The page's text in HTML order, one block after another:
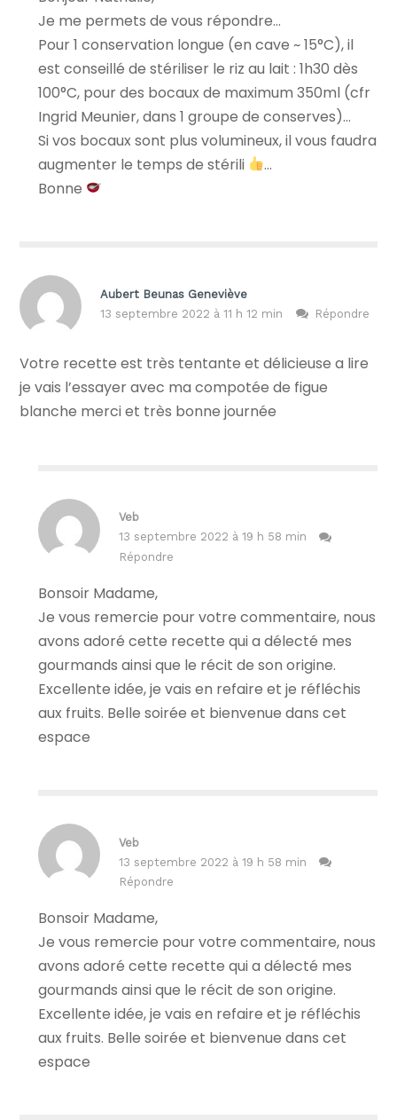
Je me permets de vous répondre…
Pour 1 conservation longue (en cave ~ 15°C), il
est conseillé de stériliser le riz au lait : 1h30 dès
100°C, pour des bocaux de maximum 350ml (cfr
Ingrid Meunier, dans 1 groupe de conserves)…
Si vos bocaux sont plus volumineux, il vous faudra
augmenter le temps de stérili
…
Bonne
Aubert Beunas Geneviève
13 septembre 2022 à 11 h 12 min
Répondre
Votre recette est très tentante et délicieuse a lire
je vais l’essayer avec ma compotée de figue
blanche merci et très bonne journée
Veb
13 septembre 2022 à 19 h 58 min
Répondre
Bonsoir Madame,
Je vous remercie pour votre commentaire, nous
avons adoré cette recette qui a délecté mes
gourmands ainsi que le récit de son origine.
Excellente idée, je vais en refaire et je réfléchis
aux fruits. Belle soirée et bienvenue dans cet
espace
Veb
13 septembre 2022 à 19 h 58 min
Répondre
Bonsoir Madame,
Je vous remercie pour votre commentaire, nous
avons adoré cette recette qui a délecté mes
gourmands ainsi que le récit de son origine.
Excellente idée, je vais en refaire et je réfléchis
aux fruits. Belle soirée et bienvenue dans cet
espace